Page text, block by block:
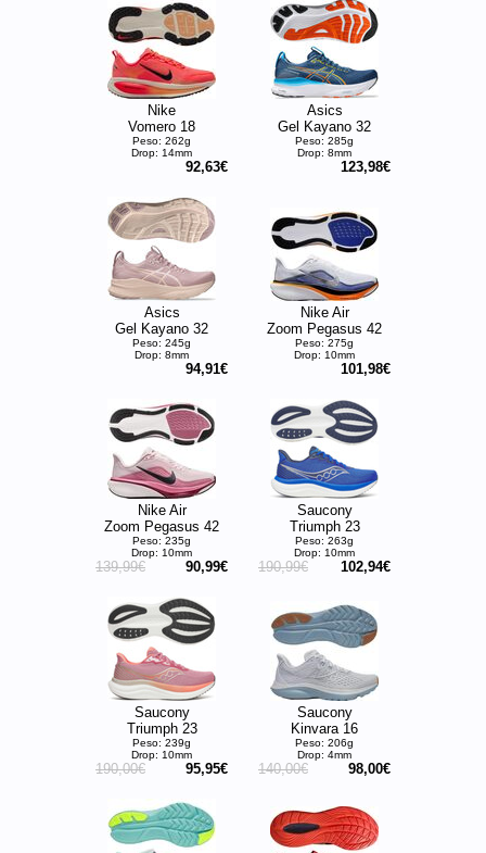
Nike
Vomero 18
Peso: 262g
Drop: 14mm
92,63€
Asics
Gel Kayano 32
Peso: 285g
Drop: 8mm
123,98€
Asics
Gel Kayano 32
Peso: 245g
Drop: 8mm
94,91€
Nike Air
Zoom Pegasus 42
Peso: 275g
Drop: 10mm
101,98€
Nike Air
Zoom Pegasus 42
Peso: 235g
Drop: 10mm
139,99€ 90,99€
Saucony
Triumph 23
Peso: 263g
Drop: 10mm
190,99€ 102,94€
Saucony
Triumph 23
Peso: 239g
Drop: 10mm
190,00€ 95,95€
Saucony
Kinvara 16
Peso: 206g
Drop: 4mm
140,00€ 98,00€